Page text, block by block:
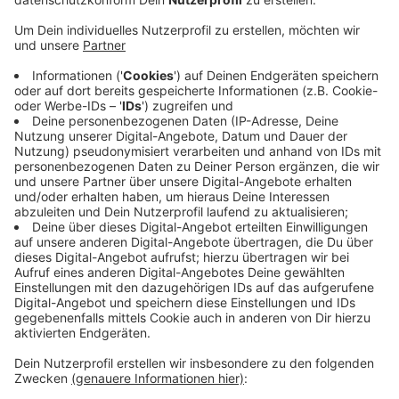
Anzeige
Der Bereich Berliner Platz auf der hinteren Seite des
Bahnhofs soll sich massiv verändern. Bahn, Stadt
Münster und andere Partner haben eine
entsprechende Absichtserklärung unterzeichnet. Dort
sollen alte Gebäude weichen und u.a. ein Hotel- und
Dienstleistungsstandort sowie eine Polizeiwache
entstehen. Das Umfeld des Bahnhofs gilt heutzutage
als Kriminalitätsschwerpunkt. Alle Pläne rund um den
Berliner Platz am Hauptbahnhof Münster lesen Sie
HIER!
Anzeige